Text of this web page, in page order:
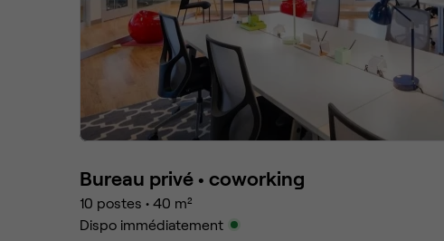
Bureau privé • coworking
10 postes • 40 m²
Dispo immédiatement